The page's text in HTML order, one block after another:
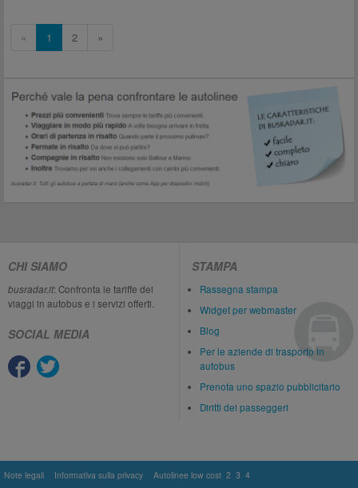
« 1 2 »
CHI SIAMO
busradar.it: Confronta le tariffe dei
viaggi in autobus e i servizi offerti.
SOCIAL MEDIA
STAMPA
Rassegna stampa
Widget per webmaster
Blog
Per le aziende di trasporto in
autobus
Prenota uno spazio pubblicitario
Diritti dei passeggeri
Note legali Informativa sulla privacy Autolinee low cost 2 3 4